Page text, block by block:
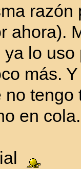
ahora).
lo
más.
en cola.